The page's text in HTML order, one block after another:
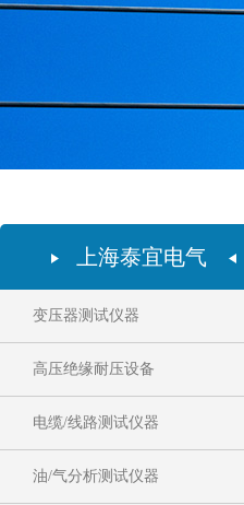
上海泰宜电气
变压器测试仪器
高压绝缘耐压设备
电缆/线路测试仪器
油/气分析测试仪器